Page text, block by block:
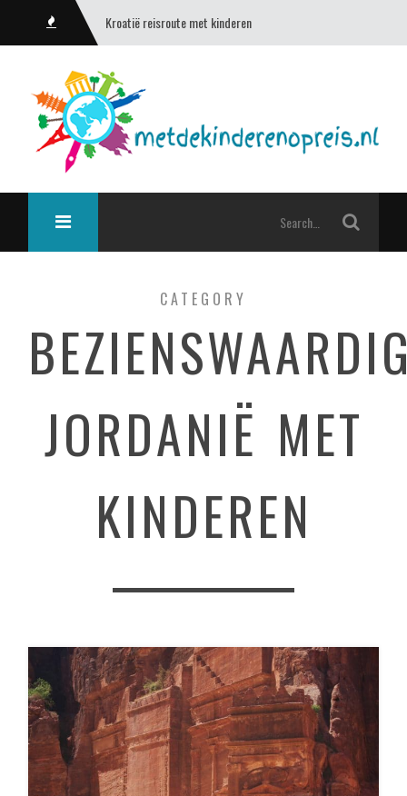
Kroatië reisroute met kinderen
CATEGORY
JORDANIË MET
KINDEREN